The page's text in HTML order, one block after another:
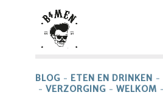
BLOG ETEN EN DRINKEN
VERZORGING
WELKOM